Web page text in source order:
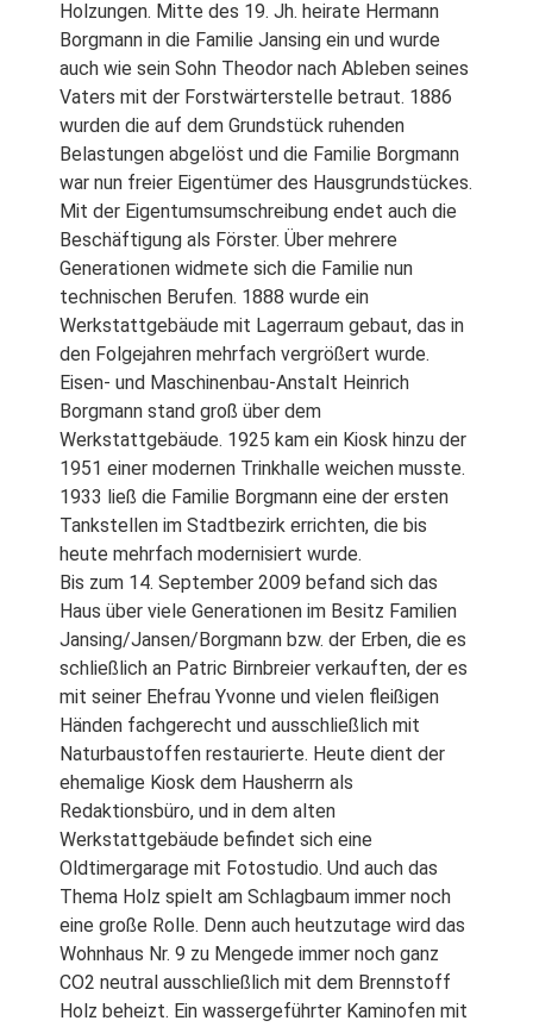
Holzungen. Mitte des 19. Jh. heirate Hermann
Borgmann in die Familie Jansing ein und wurde
auch wie sein Sohn Theodor nach Ableben seines
Vaters mit der Forstwärterstelle betraut. 1886
wurden die auf dem Grundstück ruhenden
Belastungen abgelöst und die Familie Borgmann
war nun freier Eigentümer des Hausgrundstückes.
Mit der Eigentumsumschreibung endet auch die
Beschäftigung als Förster. Über mehrere
Generationen widmete sich die Familie nun
technischen Berufen. 1888 wurde ein
Werkstattgebäude mit Lagerraum gebaut, das in
den Folgejahren mehrfach vergrößert wurde.
Eisen- und Maschinenbau-Anstalt Heinrich
Borgmann stand groß über dem
Werkstattgebäude. 1925 kam ein Kiosk hinzu der
1951 einer modernen Trinkhalle weichen musste.
1933 ließ die Familie Borgmann eine der ersten
Tankstellen im Stadtbezirk errichten, die bis
heute mehrfach modernisiert wurde.
Bis zum 14. September 2009 befand sich das
Haus über viele Generationen im Besitz Familien
Jansing/Jansen/Borgmann bzw. der Erben, die es
schließlich an Patric Birnbreier verkauften, der es
mit seiner Ehefrau Yvonne und vielen fleißigen
Händen fachgerecht und ausschließlich mit
Naturbaustoffen restaurierte. Heute dient der
ehemalige Kiosk dem Hausherrn als
Redaktionsbüro, und in dem alten
Werkstattgebäude befindet sich eine
Oldtimergarage mit Fotostudio. Und auch das
Thema Holz spielt am Schlagbaum immer noch
eine große Rolle. Denn auch heutzutage wird das
Wohnhaus Nr. 9 zu Mengede immer noch ganz
CO2 neutral ausschließlich mit dem Brennstoff
Holz beheizt. Ein wassergeführter Kaminofen mit